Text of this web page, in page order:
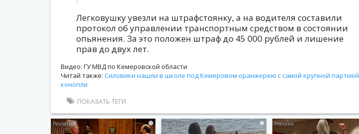
Легковушку увезли на штрафстоянку, а на водителя составили
протокол об управлении транспортным средством в состоянии
опьянения. За это положен штраф до 45 000 рублей и лишение
прав до двух лет.
Видео: ГУ МВД по Кемеровской области
Читай также: Силовики нашли в школе под Кемеровом оранжерею с самой крупной партией
конопли
ПОКАЗАТЬ ТЕГИ
i i